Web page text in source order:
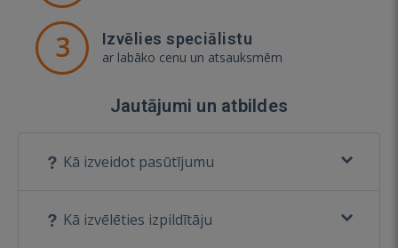
3 Izvēlies speciālistu
ar labāko cenu un atsauksmēm
Jautājumi un atbildes
Kā izveidot pasūtījumu
Kā izvēlēties izpildītāju